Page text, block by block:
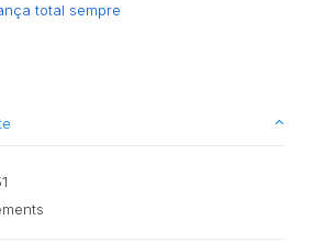
total sempre